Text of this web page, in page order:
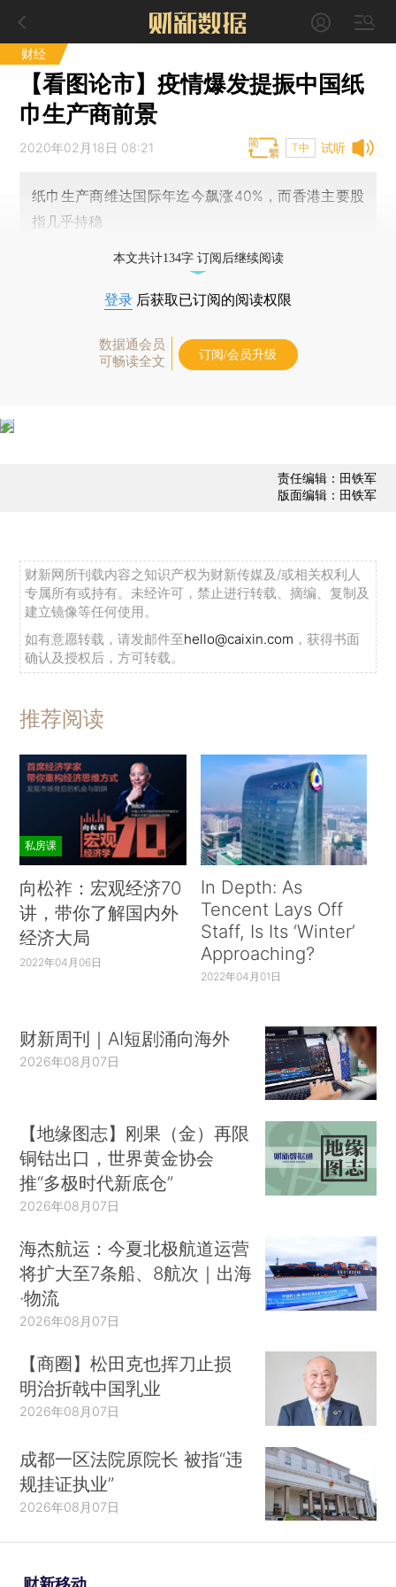
财经
【看图论市】疫情爆发提振中国纸
巾生产商前景
试听
2020年02月18日 08:21 T中
纸巾生产商维达国际年迄今飙涨40%，而香港主要股
指几乎持稳
本文共计134字 订阅后继续阅读
登录 后获取已订阅的阅读权限
数据通会员
可畅读全文
订阅/会员升级
责任编辑：田铁军
版面编辑：田铁军
财新网所刊载内容之知识产权为财新传媒及/或相关权利人
专属所有或持有。未经许可，禁止进行转载、摘编、复制及
建立镜像等任何使用。
如有意愿转载，请发邮件至hello@caixin.com ，获得书面
确认及授权后，方可转载。
推荐阅读
私房课
向松祚：宏观经济70
讲，带你了解国内外
经济大局
2022年04月06日
In Depth: As
Tencent Lays Off
Staff, Is Its ‘Winter’
Approaching?
2022年04月01日
财新周刊｜AI短剧涌向海外
2026年08月07日
【地缘图志】刚果（金）再限
铜钴出口，世界黄金协会
推“多极时代新底仓”
2026年08月07日
海杰航运：今夏北极航道运营
将扩大至7条船、8航次｜出海
·物流
2026年08月07日
【商圈】松田克也挥刀止损
明治折戟中国乳业
2026年08月07日
成都一区法院原院长 被指“违
规挂证执业”
2026年08月07日